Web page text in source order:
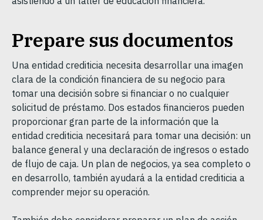
Prepare sus documentos
Una entidad crediticia necesita desarrollar una imagen
clara de la condición financiera de su negocio para
tomar una decisión sobre si financiar o no cualquier
solicitud de préstamo. Dos estados financieros pueden
proporcionar gran parte de la información que la
entidad crediticia necesitará para tomar una decisión: un
balance general y una declaración de ingresos o estado
de flujo de caja. Un plan de negocios, ya sea completo o
en desarrollo, también ayudará a la entidad crediticia a
comprender mejor su operación.